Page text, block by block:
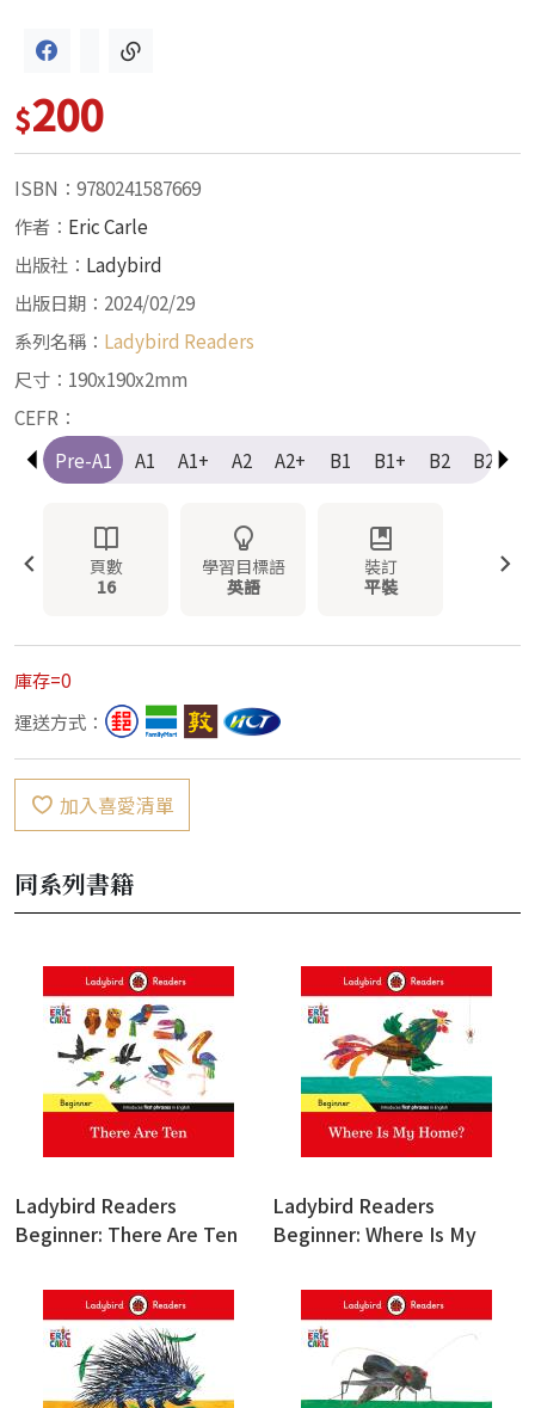
$200
ISBN：9780241587669
作者： Eric Carle
出版社： Ladybird
出版日期：2024/02/29
系列名稱： Ladybird Readers
尺寸：190x190x2mm
CEFR：
Pre-A1
A1 A1+ A2 A2+ B1 B1+ B2 B2+
頁數
16
學習目標語
英語
裝訂
平裝
庫存=0
運送方式：
加入喜愛清單
同系列書籍
Ladybird Readers
Beginner: There Are Ten
Ladybird Readers
Beginner: Where Is My